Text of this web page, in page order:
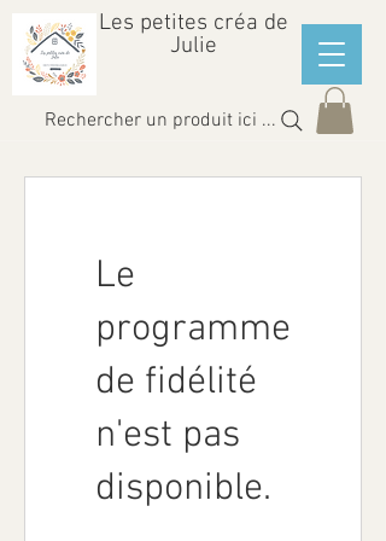
Les petites créa de
Julie
Rechercher un produit ici ...
Le
programme
de fidélité
n'est pas
disponible.